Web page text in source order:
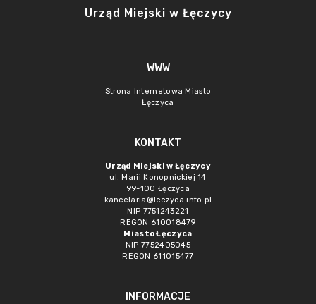
Urząd Miejski w Łęczycy
WWW
Strona Internetowa Miasto
Łęczyca
KONTAKT
Urząd Miejski w Łęczycy
ul. Marii Konopnickiej 14
99-100 Łęczyca
kancelaria@leczyca.info.pl
NIP 7751243221
REGON 610018479
Miasto Łęczyca
NIP 7752405045
REGON 611015477
INFORMACJE